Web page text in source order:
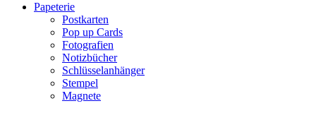
Papeterie
Postkarten
Pop up Cards
Fotografien
Notizbücher
Schlüsselanhänger
Stempel
Magnete